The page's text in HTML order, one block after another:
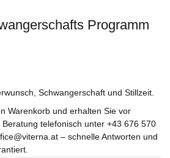
Programm
Schwangerschaft und Stillzeit.
Warenkorb und erhalten Sie vor
telefonisch unter +43 676 570
– schnelle Antworten und